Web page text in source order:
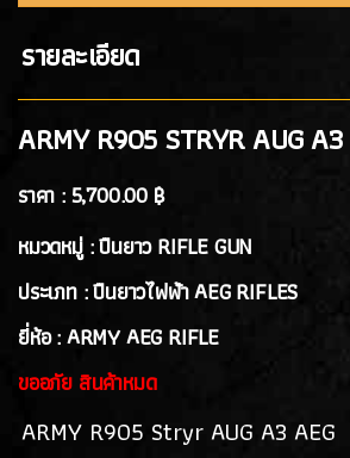
แบลงค์กัน BLANK GUN
ปืนแบล๊งค์กัน BLANK GUN(276)
BLANK CARTRIDGE
SCOPE/ GAS/อุปกรณ์เสริม
GAS/กระสุนบีบีกัน(47)
SCOPE , RED DOT(38)
อุปกรณ์เสริม
รายละเอียด
ARMY R905 STRYR AUG A3
ราคา :5,700.00 ฿
หมวดหมู่ : ปืนยาว RIFLE GUN
ประเภท : ปืนยาวไฟฟ้า AEG RIFLES
ยี่ห้อ : ARMY AEG RIFLE
ขออภัย สินค้าหมด
ARMY R905 Stryr AUG A3 AEG